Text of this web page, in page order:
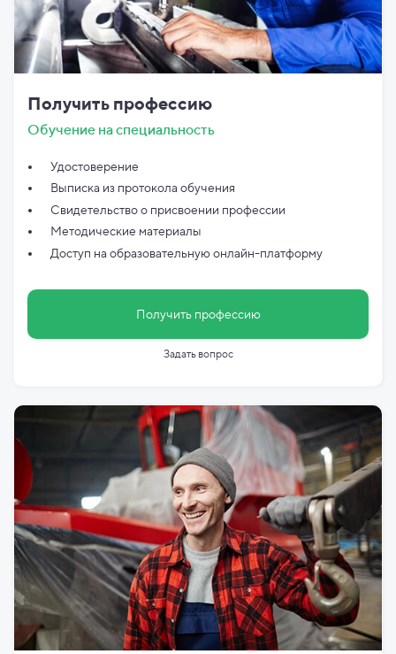
Получить профессию
Обучение на специальность
Удостоверение
Выписка из протокола обучения
Свидетельство о присвоении профессии
Методические материалы
Доступ на образовательную онлайн-платформу
Получить профессию
Задать вопрос